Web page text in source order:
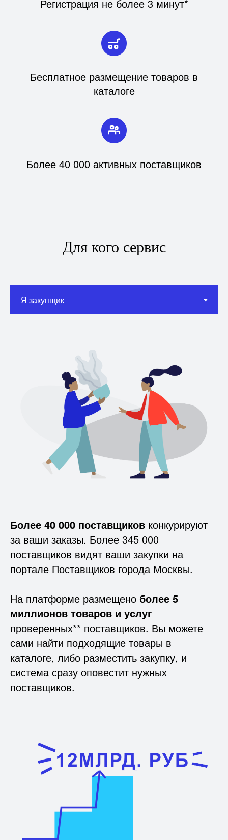
Бесплатное размещение товаров в
Для кого сервис
Более 40 000 поставщиковконкурируют
за ваши заказы. Более 345 000
поставщиков видят ваши закупки на
На платформе размещеноболее 5
миллионов товаров и услуг
проверенных** поставщиков. Вы можете
сами найти подходящие товары в
каталоге, либо разместить закупку, и
система сразу оповестит нужных